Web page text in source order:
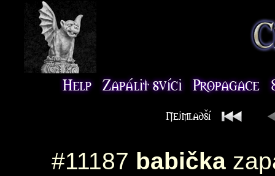
#11187 babička